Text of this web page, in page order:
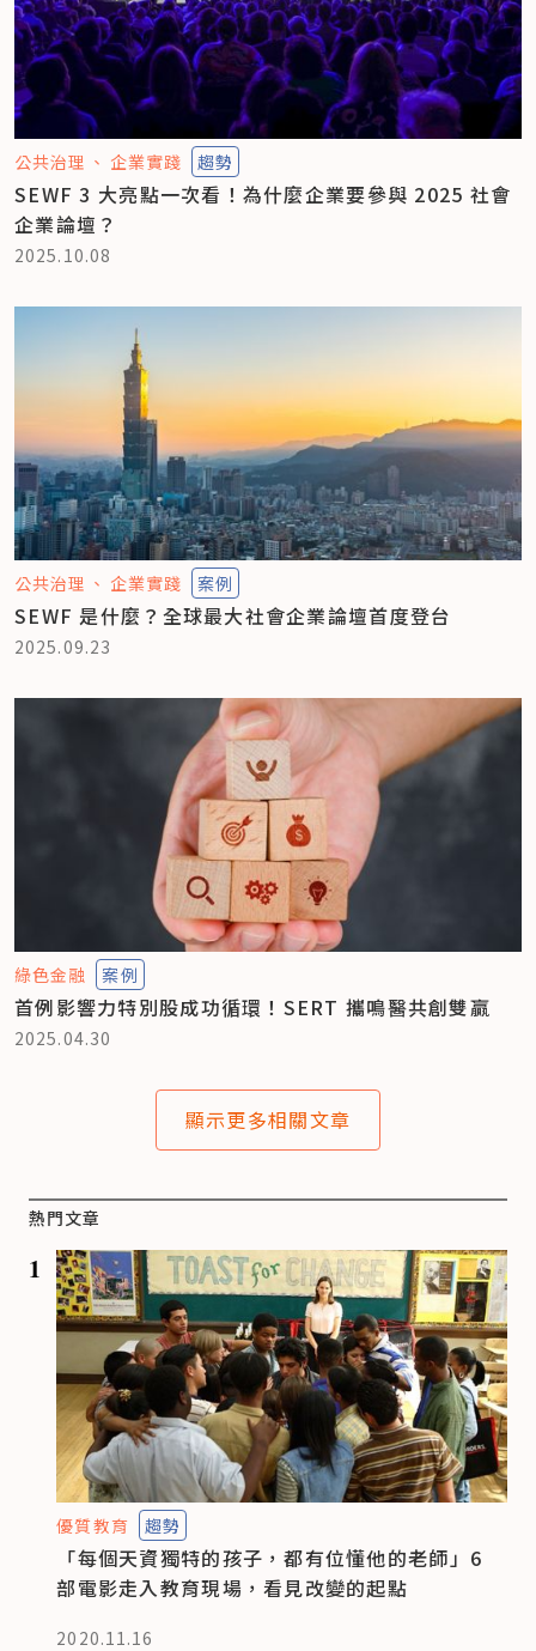
公共治理 企業實踐 趨勢
SEWF 3 大亮點一次看！為什麼企業要參與 2025 社會
企業論壇？
2025.10.08
公共治理 企業實踐 案例
SEWF 是什麼？全球最大社會企業論壇首度登台
2025.09.23
綠色金融 案例
首例影響力特別股成功循環！SERT 攜鳴醫共創雙贏
2025.04.30
顯示更多相關文章
熱門文章
1
優質教育 趨勢
「每個天資獨特的孩子，都有位懂他的老師」6
部電影走入教育現場，看見改變的起點
2020.11.16